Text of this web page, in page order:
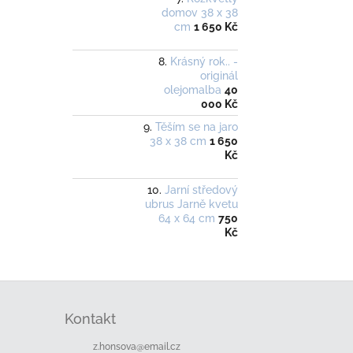
domov 38 x 38
cm 1 650 Kč
Krásný rok.. -
originál
olejomalba 40
000 Kč
Těším se na jaro
38 x 38 cm 1 650
Kč
Jarní středový
ubrus Jarně kvetu
64 x 64 cm 750
Kč
Kontakt
z.honsova@email.cz